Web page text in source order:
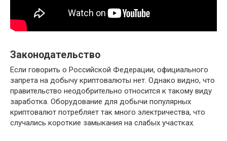
Законодательство
Если говорить о Российской Федерации, официального
запрета на добычу криптовалюты нет. Однако видно, что
правительство неодобрительно относится к такому виду
заработка. Оборудование для добычи популярных
криптовалют потребляет так много электричества, что
случались короткие замыкания на слабых участках.